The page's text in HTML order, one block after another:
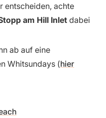
entscheiden, achte
am Hill Inlet dabei
ab auf eine
Whitsundays (hier